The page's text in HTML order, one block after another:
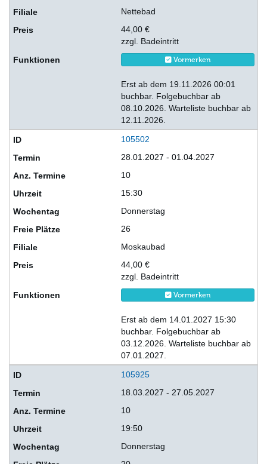
Nettebad
44,00 €
zzgl. Badeintritt
Vormerken
Erst ab dem 19.11.2026 00:01
buchbar. Folgebuchbar ab
08.10.2026. Warteliste buchbar ab
12.11.2026.
105502
28.01.2027 - 01.04.2027
10
15:30
Donnerstag
26
Moskaubad
44,00 €
zzgl. Badeintritt
Vormerken
Erst ab dem 14.01.2027 15:30
buchbar. Folgebuchbar ab
03.12.2026. Warteliste buchbar ab
07.01.2027.
105925
18.03.2027 - 27.05.2027
10
19:50
Donnerstag